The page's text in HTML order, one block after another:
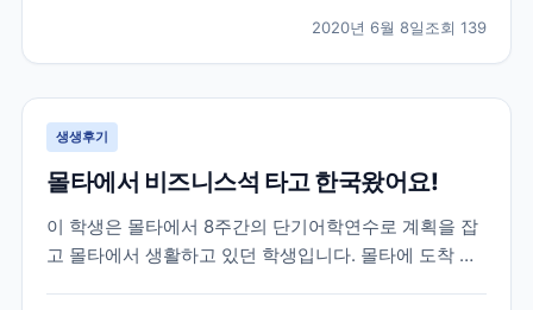
급해지면서 항공권에 대해 고민을 하기 시작했는데요!
그러던 중 주한 뉴질랜드 대사관에서 공지한 전세기 소
식이...
2020년 6월 8일조회 139
생생후기
몰타에서 비즈니스석 타고 한국왔어요!
이 학생은 몰타에서 8주간의 단기어학연수로 계획을 잡
고 몰타에서 생활하고 있던 학생입니다. 몰타에 도착 후